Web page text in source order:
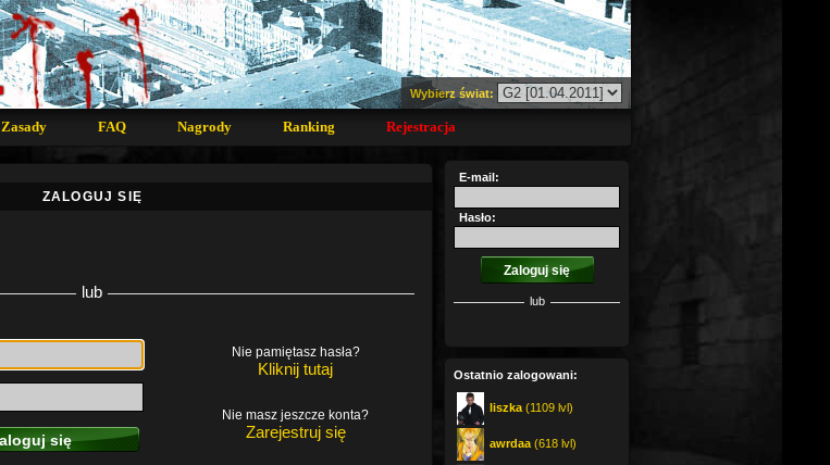
Wybierz świat:
Zasady FAQ Nagrody Ranking Rejestracja
ZALOGUJ SIĘ
lub
Nie pamiętasz hasła?
Kliknij tutaj
Nie masz jeszcze konta?
Zarejestruj się
E-mail:
Hasło:
lub
Ostatnio zalogowani:
liszka (1109 lvl)
awrdaa (618 lvl)